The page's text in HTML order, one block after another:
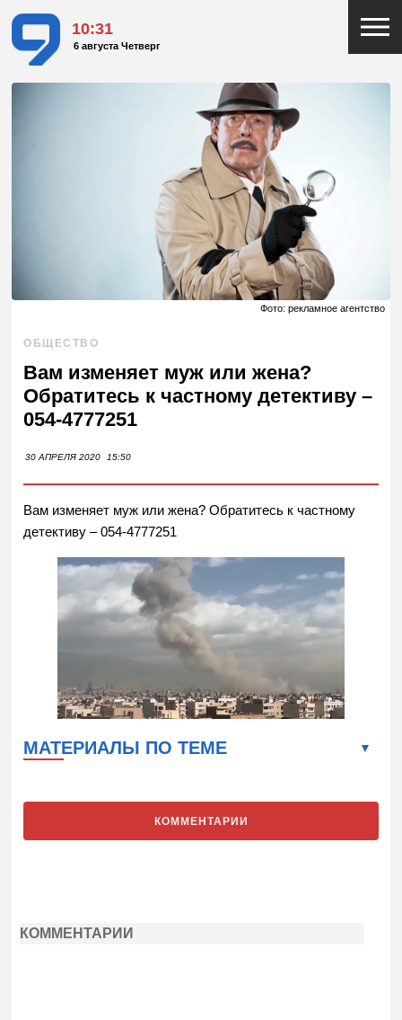
10:31
6 августа Четверг
Фото: рекламное агентство
ОБЩЕСТВО
Вам изменяет муж или жена?
Обратитесь к частному детективу –
054-4777251
30 АПРЕЛЯ 2020 15:50
Вам изменяет муж или жена? Обратитесь к частному
детективу – 054-4777251
МАТЕРИАЛЫ ПО ТЕМЕ
КОММЕНТАРИИ
КОММЕНТАРИИ